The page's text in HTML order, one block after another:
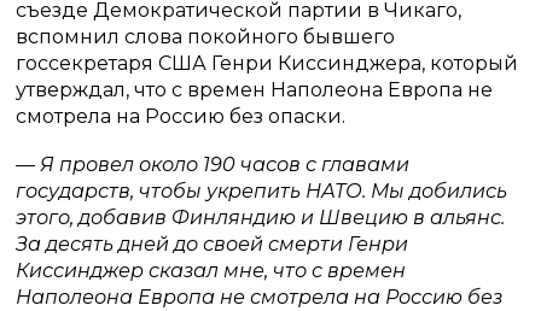
съезде Демократической партии в Чикаго,
вспомнил слова покойного бывшего
госсекретаря США Генри Киссинджера, который
утверждал, что с времен Наполеона Европа не
смотрела на Россию без опаски.
— Я провел около 190 часов с главами
государств, чтобы укрепить НАТО. Мы добились
этого, добавив Финляндию и Швецию в альянс.
За десять дней до своей смерти Генри
Киссинджер сказал мне, что с времен
Наполеона Европа не смотрела на Россию без